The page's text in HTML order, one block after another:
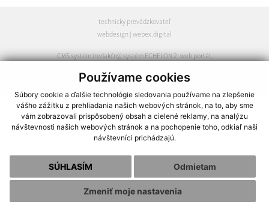
Používame cookies
Súbory cookie a ďalšie technológie sledovania používame na zlepšenie
vášho zážitku z prehliadania našich webových stránok, na to, aby sme
vám zobrazovali prispôsobený obsah a cielené reklamy, na analýzu
návštevnosti našich webových stránok a na pochopenie toho, odkiaľ naši
návštevníci prichádzajú.
SÚHLASÍM Odmietam
Zmeniť moje nastavenia
technický prevádzkovateľ
webdesign webex.digital
CMS systém (redakčný) systém ECHELON 2,web portál,
spoločnosť webex.digital